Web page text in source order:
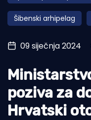
Ribolov
Ekologija
Šibenski arhipelag
09 siječnja 2024
poziva za
Hrvatski